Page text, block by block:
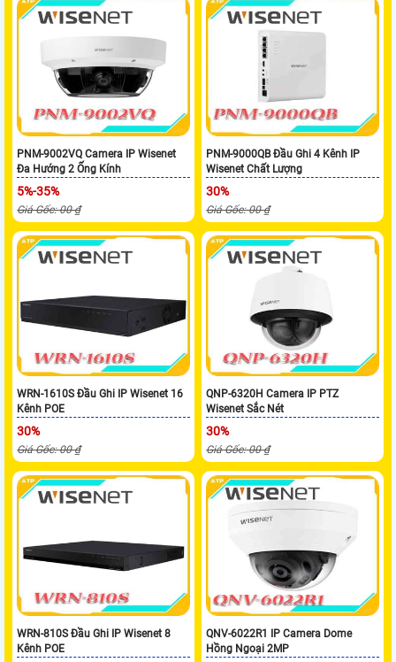
PNM-9002VQ Camera IP Wisenet
Đa Hướng 2 Ống Kính
5%-35%
Giá Gốc: 00 ₫
PNM-9000QB Đầu Ghi 4 Kênh IP
Wisenet Chất Lượng
30%
Giá Gốc: 00 ₫
WRN-1610S Đầu Ghi IP Wisenet 16
Kênh POE
30%
Giá Gốc: 00 ₫
QNP-6320H Camera IP PTZ
Wisenet Sắc Nét
30%
Giá Gốc: 00 ₫
WRN-810S Đầu Ghi IP Wisenet 8
Kênh POE
QNV-6022R1 IP Camera Dome
Hồng Ngoại 2MP